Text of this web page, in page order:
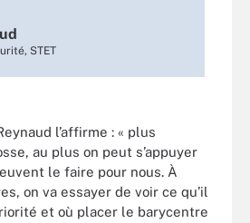
STET
l’affirme : « plus
au plus on peut s’appuyer
le faire pour nous. À
on va essayer de voir ce qu’il
et où placer le barycentre